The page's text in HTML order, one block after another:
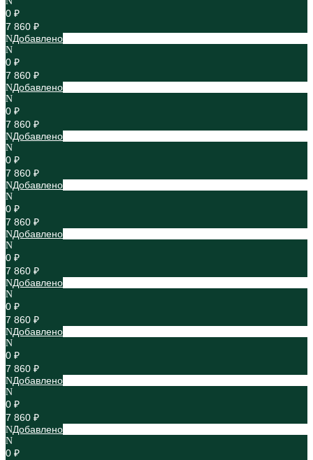
0 ₽
7 860 ₽
Добавлено
0 ₽
7 860 ₽
Добавлено
0 ₽
7 860 ₽
Добавлено
0 ₽
7 860 ₽
Добавлено
0 ₽
7 860 ₽
Добавлено
0 ₽
7 860 ₽
Добавлено
0 ₽
7 860 ₽
Добавлено
0 ₽
7 860 ₽
Добавлено
0 ₽
7 860 ₽
Добавлено
0 ₽